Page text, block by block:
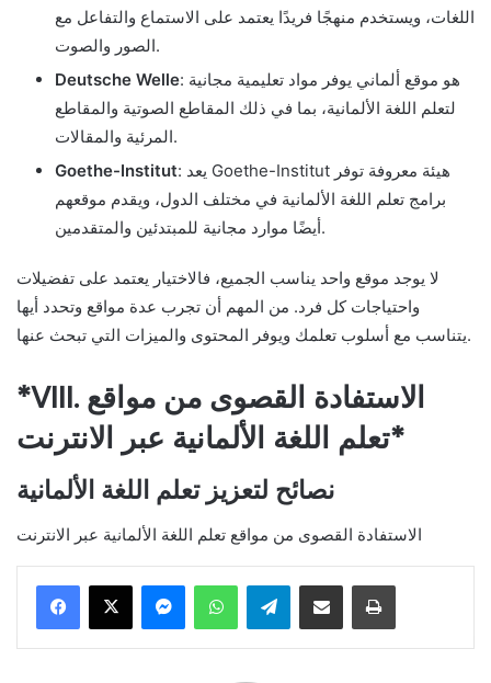
اللغات، ويستخدم منهجًا فريدًا يعتمد على الاستماع والتفاعل مع
الصور والصوت.
Deutsche Welle: هو موقع ألماني يوفر مواد تعليمية مجانية
لتعلم اللغة الألمانية، بما في ذلك المقاطع الصوتية والمقاطع
المرئية والمقالات.
Goethe-Institut: يعد Goethe-Institut هيئة معروفة توفر
برامج تعلم اللغة الألمانية في مختلف الدول، ويقدم موقعهم
أيضًا موارد مجانية للمبتدئين والمتقدمين.
لا يوجد موقع واحد يناسب الجميع، فالاختيار يعتمد على تفضيلات
واحتياجات كل فرد. من المهم أن تجرب عدة مواقع وتحدد أيها
يتناسب مع أسلوب تعلمك ويوفر المحتوى والميزات التي تبحث عنها.
*VIII. الاستفادة القصوى من مواقع
تعلم اللغة الألمانية عبر الانترنت*
نصائح لتعزيز تعلم اللغة الألمانية
الاستفادة القصوى من مواقع تعلم اللغة الألمانية عبر الانترنت
MessengerWhatsAppTelegramShare via Email Print